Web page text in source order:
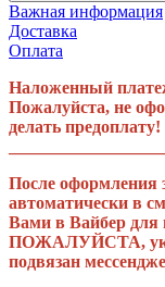
Важная информация
Доставка
Оплата
Наложенный
Пожалуйста, не
делать предоплату!
После оформления
автоматически в
Вами в Вайбер для
ПОЖАЛУЙСТА,
подвязан